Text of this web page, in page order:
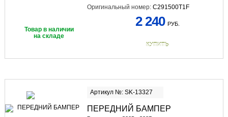
Оригинальный номер: C291500T1F
Товар в наличии
на складе
2 240 РУБ.
КУПИТЬ
Артикул №: SK-13327
ПЕРЕДНИЙ БАМПЕР